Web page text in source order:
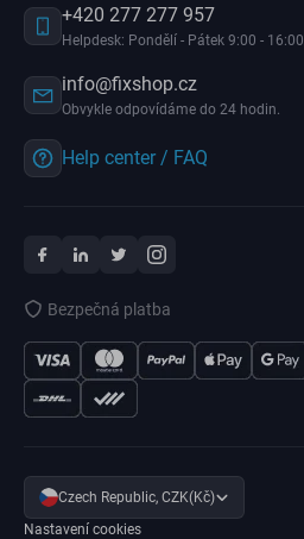
+420 277 277 957
Helpdesk: Pondělí - Pátek 9:00 - 16:00
info@fixshop.cz
Obvykle odpovídáme do 24 hodin.
Help center / FAQ
Bezpečná platba
Czech Republic, CZK(Kč)
Nastavení cookies